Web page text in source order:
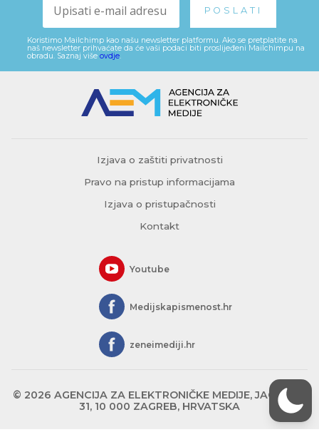
Koristimo Mailchimp kao našu newsletter platformu. Ako se pretplatite na
naš newsletter prihvaćate da će vaši podaci biti proslijeđeni Mailchimpu na
obradu. Saznaj više ovdje
Izjava o zaštiti privatnosti
Pravo na pristup informacijama
Izjava o pristupačnosti
Kontakt
Youtube
Medijskapismenost.hr
zeneimediji.hr
© 2026 AGENCIJA ZA ELEKTRONIČKE MEDIJE, JAGIĆEVA
31, 10 000 ZAGREB, HRVATSKA